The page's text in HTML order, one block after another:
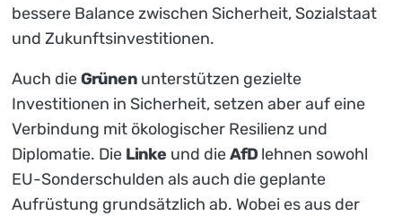
bessere Balance zwischen Sicherheit, Sozialstaat
und Zukunftsinvestitionen.
Auch dieGrünenunterstützen gezielte
Investitionen in Sicherheit, setzen aber auf eine
Verbindung mit ökologischer Resilienz und
Diplomatie. Die Linke und dieAfDlehnen sowohl
EU-Sonderschulden als auch die geplante
Aufrüstung grundsätzlich ab. Wobei es aus der